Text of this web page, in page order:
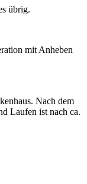
übrig.
mit Anheben
Nach dem
Laufen ist nach ca.